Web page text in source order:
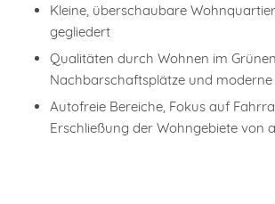
Kleine, überschaubare
gegliedert
Qualitäten durch Wohnen im Grünen,
Nachbarschaftsplätze und
Autofreie Bereiche, Fokus auf
Erschließung der Wohngebiete von